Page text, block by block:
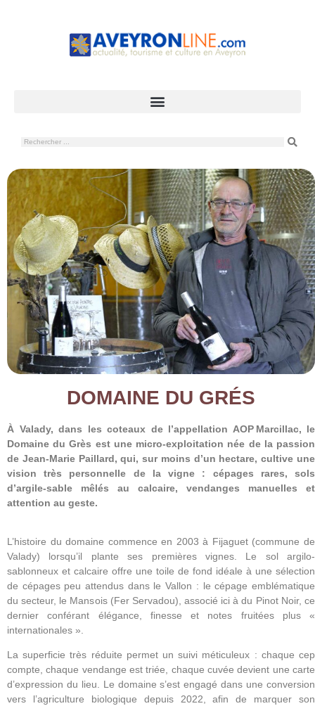
DOMAINE DU GRÉS
À Valady, dans les coteaux de l’appellation AOP Marcillac, le
Domaine du Grès est une micro-exploitation née de la passion
de Jean‑Marie Paillard, qui, sur moins d’un hectare, cultive une
vision très personnelle de la vigne : cépages rares, sols
d’argile-sable mêlés au calcaire, vendanges manuelles et
attention au geste.
L’histoire du domaine commence en 2003 à Fijaguet (commune de
Valady) lorsqu’il plante ses premières vignes. Le sol argilo-
sablonneux et calcaire offre une toile de fond idéale à une sélection
de cépages peu attendus dans le Vallon : le cépage emblématique
du secteur, le Mansois (Fer Servadou), associé ici à du Pinot Noir, ce
dernier conférant élégance, finesse et notes fruitées plus «
internationales ».
La superficie très réduite permet un suivi méticuleux : chaque cep
compte, chaque vendange est triée, chaque cuvée devient une carte
d’expression du lieu. Le domaine s’est engagé dans une conversion
vers l’agriculture biologique depuis 2022, afin de marquer son